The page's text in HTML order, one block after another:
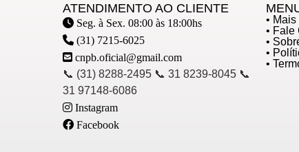
ATENDIMENTO AO CLIENTE
Seg. à Sex. 08:00 às 18:00hs
(31) 7215-6025
cnpb.oficial@gmail.com
📞 (31) 8288-2495 📞 31 8239-8045 📞
31 97148-6086
Instagram
Facebook
•
• Fale
•
•
•